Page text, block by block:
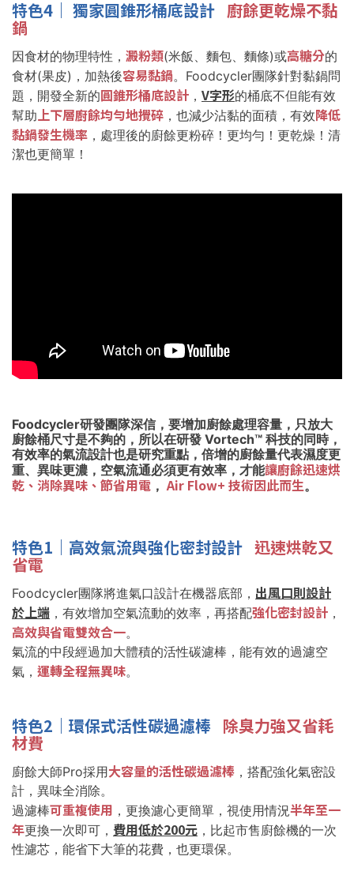
特色4｜ 獨家圓錐形桶底設計 廚餘更乾燥不黏
鍋
因食材的物理特性， 澱粉類(米飯、麵包、麵條)或高糖分的
食材(果皮)，加熱後容易黏鍋。Foodcycler團隊針對黏鍋問
題，開發全新的圓錐形桶底設計 ， V字形的桶底不但能有效
幫助 上下層廚餘均勻地攪碎 ，也減少沾黏的面積，有效降低
黏鍋發生機率 ，處理後的廚餘更粉碎！更均勻！更乾燥！清
潔也更簡單！
Foodcycler研發團隊深信，要增加廚餘處理容量，只放大
廚餘桶尺寸是不夠的，所以在研發 Vortech™ 科技的同時，
有效率的氣流設計也是研究重點，倍增的廚餘量代表濕度更
重、異味更濃，空氣流通必須更有效率，才能讓廚餘迅速烘
乾、消除異味、節省用電 ， Air Flow+ 技術因此而生。
特色1｜高效氣流與強化密封設計 迅速烘乾又
省電
Foodcycler團隊將進氣口設計在機器底部， 出風口則設計
於上端 ，有效增加空氣流動的效率，再搭配強化密封設計 ，
高效與省電雙效合一。
氣流的中段經過加大體積的活性碳濾棒，能有效的過濾空
氣， 運轉全程無異味。
特色2｜環保式活性碳過濾棒 除臭力強又省耗
材費
廚餘大師Pro採用大容量的活性碳過濾棒 ，搭配強化氣密設
計，異味全消除。
過濾棒可重複使用 ，更換濾心更簡單，視使用情況半年至一
年更換一次即可， 費用低於200元 ，比起市售廚餘機的一次
性濾芯，能省下大筆的花費，也更環保。